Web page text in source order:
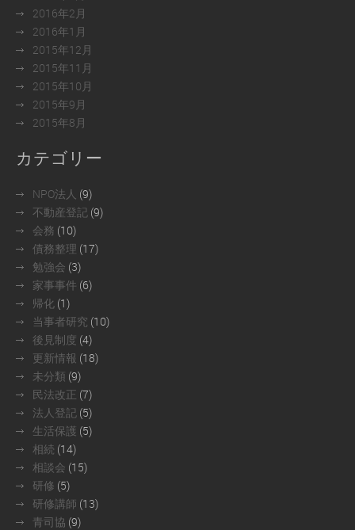
2016年2月
2016年1月
2015年12月
2015年11月
2015年10月
2015年9月
2015年8月
カテゴリー
NPO法人 (9)
不動産登記 (9)
会務 (10)
債務整理 (17)
勉強会 (3)
家事事件 (6)
帰化 (1)
当事者研究 (10)
後見制度 (4)
更新情報 (18)
未分類 (9)
民法改正 (7)
法人登記 (5)
生活保護 (5)
相続 (14)
相談会 (15)
研修 (5)
研修講師 (13)
青司協 (9)